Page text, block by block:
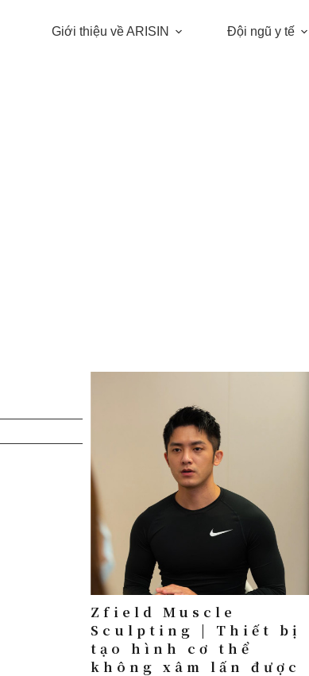
Giới thiệu về ARISIN Đội ngũ y tế
Zfield Muscle
Sculpting | Thiết bị
tạo hình cơ thể
không xâm lấn được